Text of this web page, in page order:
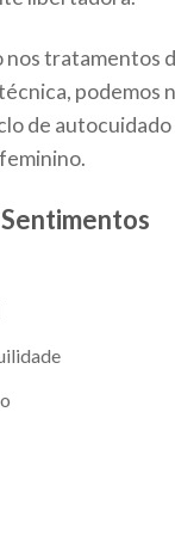
tratamentos
podemos
de